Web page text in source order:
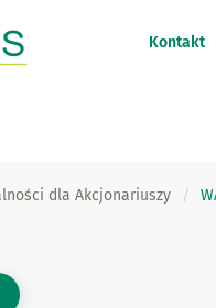
Kontakt
dla Akcjonariuszy